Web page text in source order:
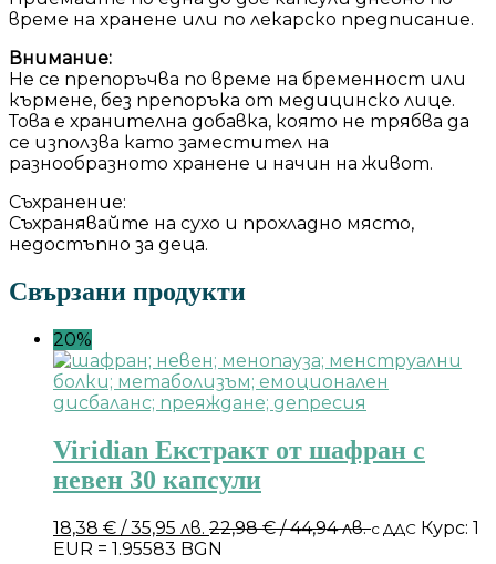
време на хранене или по лекарско предписание.
Внимание:
Не се препоръчва по време на бременност или
кърмене, без препоръка от медицинско лице.
Това е хранителна добавка, която не трябва да
се използва като заместител на
разнообразното хранене и начин на живот.
Съхранение:
Съхранявайте на сухо и прохладно място,
недостъпно за деца.
Свързани продукти
20%
Viridian Екстракт от шафран с
невен 30 капсули
18,38 € / 35,95 лв. 22,98€/ 44,94 лв.с ДДС Курс: 1
EUR = 1.95583 BGN